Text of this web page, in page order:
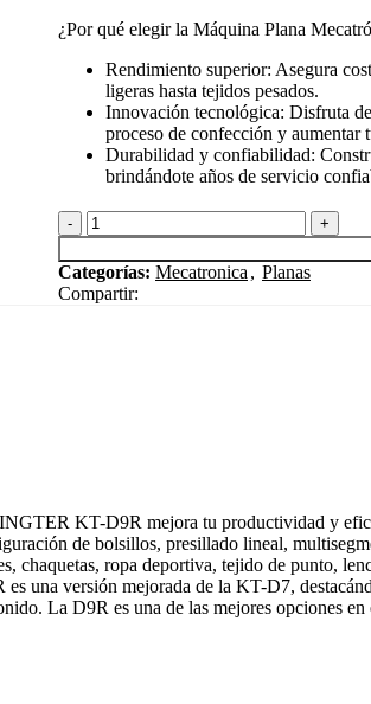
¿Por qué elegir la Máquina Plana
Rendimiento superior: Asegura
ligeras hasta tejidos pesados.
Innovación tecnológica: Disfruta
proceso de confección y aumentar
Durabilidad y confiabilidad:
brindándote años de servicio
Plana
Mecatrónica
Pesada
W-
D3-
Categorías: Mecatronica , Planas
Compartir:
KT-D9R mejora tu productividad y
de bolsillos, presillado lineal,
chaquetas, ropa deportiva, tejido de punto,
una versión mejorada de la KT-D7,
La D9R es una de las mejores opciones